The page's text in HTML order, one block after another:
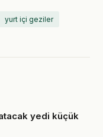
yurt içi geziler
yedi küçük